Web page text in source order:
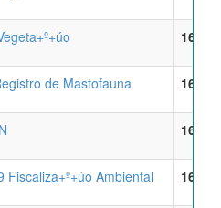
16/
de Mastofauna 16/
16/
Fiscaliza+º+úo Ambiental 16/